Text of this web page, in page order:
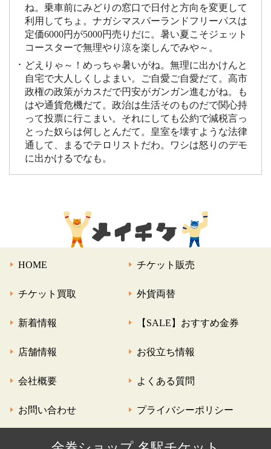
ね。乗車前にみどりの窓口で日付と方向を変更して
利用してちょ。ナガシマスパーランドフリーパスは
定価6000円が5000円売りだに。暑い夏こそジェット
コースターで無理やり涼を楽しんでみや～。
どえりゃ～！めっちゃ暑いがね。無理に出かけんと
自宅で大人しくしよまい。ご自愛ご自愛だて。高市
政権の政策がカスだで円安がガンガン進むがね。も
はや通貨危機だて。政治は生活そのものだで関心持
って投票に行こまい。それにしても公約で減税言っ
とった奴らは何しとんだて。皇室を壊すような法律
通して、まるでテロリストだわ。ワシは怒りのデモ
に出かけるでなも。
HOME チケット販売
チケット買取 外貨両替
新着情報 【SALE】おすすめ金券
店舗情報 お役立ち情報
会社概要 よくある質問
お問い合わせ プライバシーポリシー